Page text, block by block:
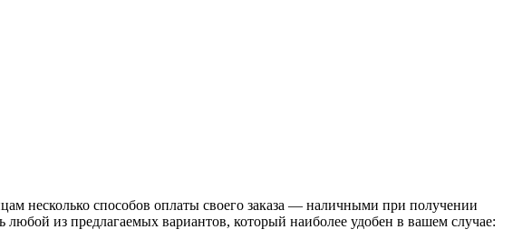
несколько способов оплаты своего заказа — наличными при получении
из предлагаемых вариантов, который наиболее удобен в вашем случае: